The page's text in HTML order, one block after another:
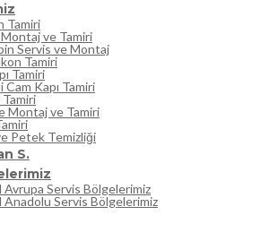
Tamiri
ve Tamiri
Servis ve Montaj
Tamiri
Tamiri
Kapı Tamiri
Montaj ve Tamiri
Petek Temizliği
S.
Avrupa Servis Bölgelerimiz
Anadolu Servis Bölgelerimiz